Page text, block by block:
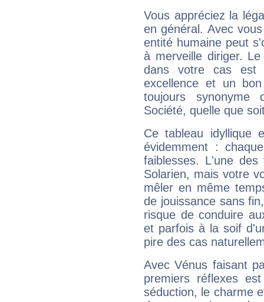
Vous appréciez la
en général. Avec
entité humaine peut
à merveille diriger.
dans votre cas est
excellence et un
toujours synonyme
Société, quelle que
Ce tableau idyllique
évidemment :
faiblesses. L'une
Solarien, mais votre
mêler en même
de jouissance sans
risque de conduire
et parfois à la soif
pire des cas
Avec Vénus faisant
premiers réflexes
séduction, le charme